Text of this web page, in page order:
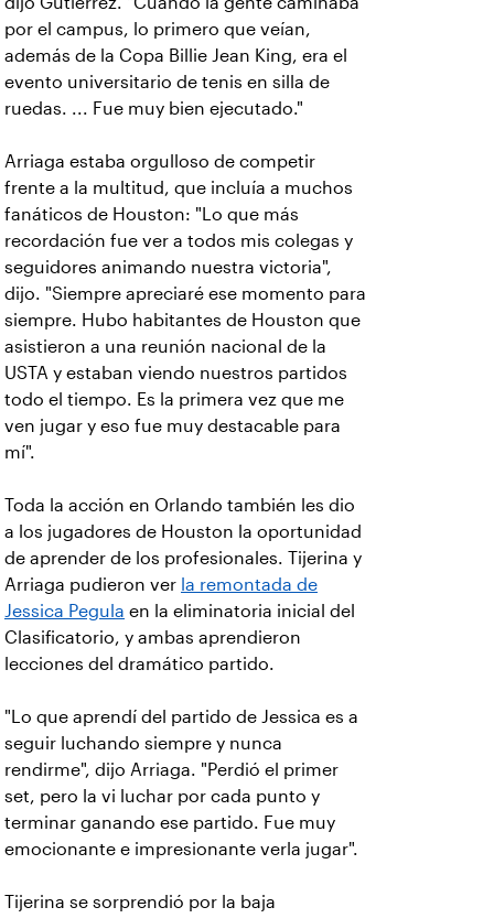
por el campus, lo primero que veían,
además de la Copa Billie Jean King, era el
evento universitario de tenis en silla de
ruedas. ... Fue muy bien ejecutado."
Arriaga estaba orgulloso de competir
frente a la multitud, que incluía a muchos
fanáticos de Houston: "Lo que más
recordación fue ver a todos mis colegas y
seguidores animando nuestra victoria",
dijo. "Siempre apreciaré ese momento para
siempre. Hubo habitantes de Houston que
asistieron a una reunión nacional de la
USTA y estaban viendo nuestros partidos
todo el tiempo. Es la primera vez que me
ven jugar y eso fue muy destacable para
mí".
Toda la acción en Orlando también les dio
a los jugadores de Houston la oportunidad
de aprender de los profesionales. Tijerina y
Arriaga pudieron ver la remontada de
Jessica Pegula en la eliminatoria inicial del
Clasificatorio, y ambas aprendieron
lecciones del dramático partido.
"Lo que aprendí del partido de Jessica es a
seguir luchando siempre y nunca
rendirme", dijo Arriaga. "Perdió el primer
set, pero la vi luchar por cada punto y
terminar ganando ese partido. Fue muy
emocionante e impresionante verla jugar".
Tijerina se sorprendió por la baja